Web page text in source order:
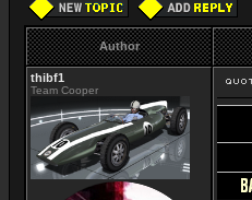
Author
thibf1
Team Cooper